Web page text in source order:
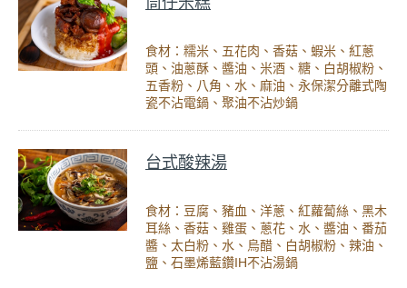
食材：糯米、五花肉、香菇、蝦米、紅蔥
頭、油蔥酥、醬油、米酒、糖、白胡椒粉、
五香粉、八角、水、麻油、永保潔分離式陶
瓷不沾電鍋、聚油不沾炒鍋
台式酸辣湯
食材：豆腐、豬血、洋蔥、紅蘿蔔絲、黑木
耳絲、香菇、雞蛋、蔥花、水、醬油、番茄
醬、太白粉、水、烏醋、白胡椒粉、辣油、
鹽、石墨烯藍鑽IH不沾湯鍋